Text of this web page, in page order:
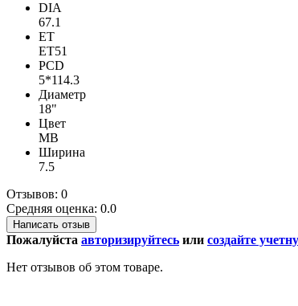
DIA
67.1
ET
ET51
PCD
5*114.3
Диаметр
18"
Цвет
MB
Ширина
7.5
Отзывов: 0
Средняя оценка: 0.0
Написать отзыв
Пожалуйста авторизируйтесь или создайте
Нет отзывов об этом товаре.